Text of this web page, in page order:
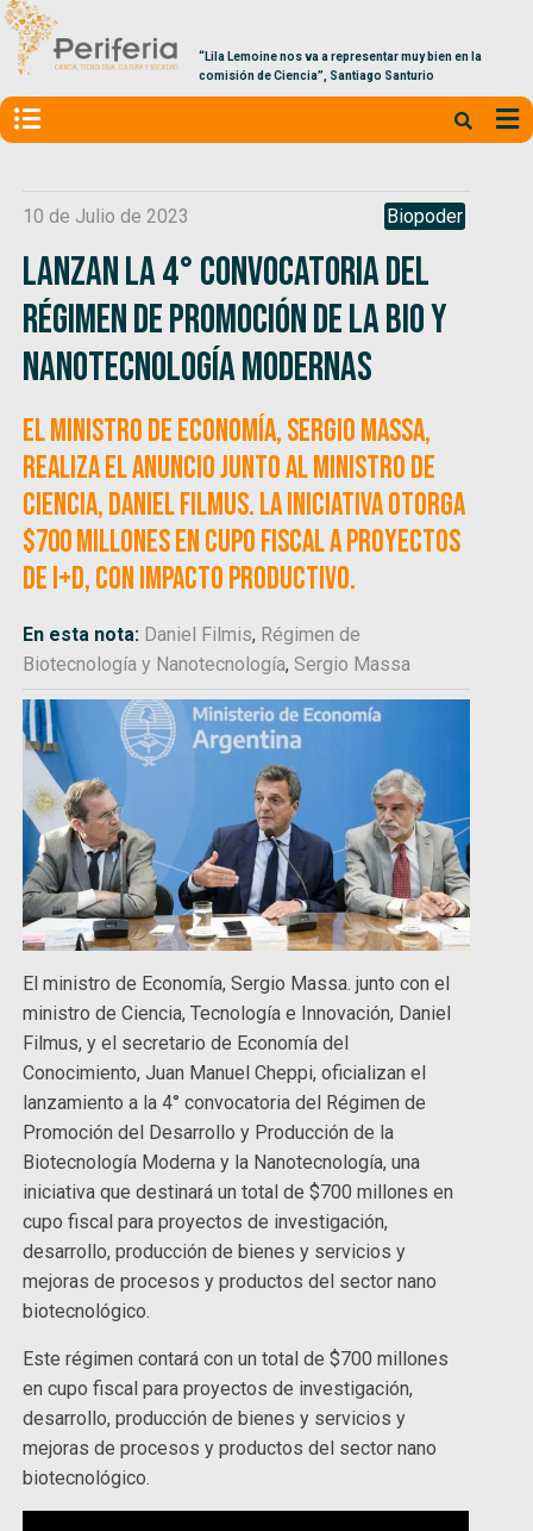
“Lila Lemoine nos va a representar muy bien en la
comisión de Ciencia”, Santiago Santurio
10 de Julio de 2023 Biopoder
Lanzan la 4° Convocatoria del
Régimen de Promoción de la Bio y
Nanotecnología Modernas
El ministro de Economía, Sergio Massa,
realiza el anuncio junto al ministro de
Ciencia, Daniel Filmus. La iniciativa otorga
$700 millones en cupo fiscal a proyectos
de I+D, con impacto productivo.
En esta nota: Daniel Filmis, Régimen de
Biotecnología y Nanotecnología,Sergio Massa
El ministro de Economía, Sergio Massa. junto con el
ministro de Ciencia, Tecnología e Innovación, Daniel
Filmus, y el secretario de Economía del
Conocimiento, Juan Manuel Cheppi, oficializan el
lanzamiento a la 4° convocatoria del Régimen de
Promoción del Desarrollo y Producción de la
Biotecnología Moderna y la Nanotecnología, una
iniciativa que destinará un total de $700 millones en
cupo fiscal para proyectos de investigación,
desarrollo, producción de bienes y servicios y
mejoras de procesos y productos del sector nano
biotecnológico.
Este régimen contará con un total de $700 millones
en cupo fiscal para proyectos de investigación,
desarrollo, producción de bienes y servicios y
mejoras de procesos y productos del sector nano
biotecnológico.